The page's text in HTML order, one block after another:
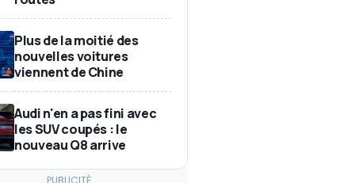
Plus de la moitié des
nouvelles voitures
viennent de Chine
Audi n'en a pas fini avec
les SUV coupés : le
nouveau Q8 arrive